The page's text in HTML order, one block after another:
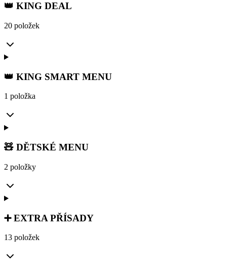
👑 KING DEAL
20 položek
👑 KING SMART MENU
1 položka
🧸 DĚTSKÉ MENU
2 položky
➕ EXTRA PŘÍSADY
13 položek